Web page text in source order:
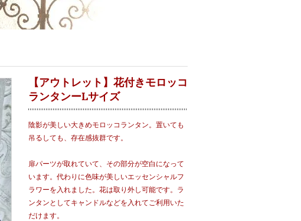
【アウトレット】花付きモロッコ
ランタンーLサイズ
陰影が美しい大きめモロッコランタン。置いても
吊るしても、存在感抜群です。
扉パーツが取れていて、その部分が空白になって
います。代わりに色味が美しいエッセンシャルフ
ラワーを入れました。花は取り外し可能です。ラ
ンタンとしてキャンドルなどを入れてご利用いた
だけます。